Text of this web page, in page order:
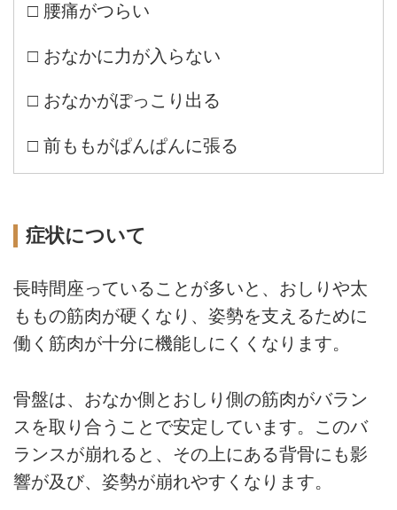
□ 腰痛がつらい
□ おなかに力が入らない
□ おなかがぽっこり出る
□ 前ももがぱんぱんに張る
症状について
長時間座っていることが多いと、おしりや太
ももの筋肉が硬くなり、姿勢を支えるために
働く筋肉が十分に機能しにくくなります。
骨盤は、おなか側とおしり側の筋肉がバラン
スを取り合うことで安定しています。このバ
ランスが崩れると、その上にある背骨にも影
響が及び、姿勢が崩れやすくなります。